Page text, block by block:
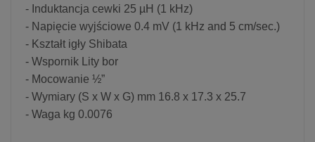
- Induktancja cewki 25 µH (1 kHz)
- Napięcie wyjściowe 0.4 mV (1 kHz and 5 cm/sec.)
- Kształt igły Shibata
- Wspornik Lity bor
- Mocowanie ½”
- Wymiary (S x W x G) mm 16.8 x 17.3 x 25.7
- Waga kg 0.0076